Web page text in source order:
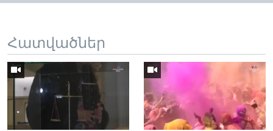
Հատվածներ